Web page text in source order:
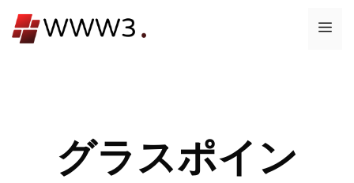
ン
メ
グラスポイン